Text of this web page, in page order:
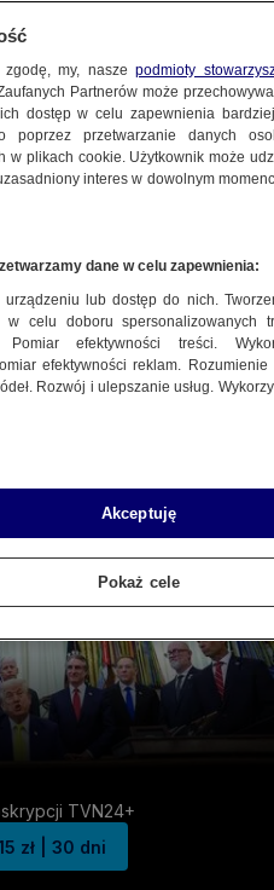
TVN24+
zł | 30 dni
zgodę, my, naszepodmioty
Partnerów może
dostęp w celu zapewnienia
poprzez przetwarzanie danych
w plikach cookie. Użytkownik może
interes w dowolnym
dane w celu zapewnienia:
urządzeniu lub dostęp do nich.
w celu doboru spersonalizowanych
Pomiar efektywności treści.
efektywności reklam.
Rozwój i ulepszanie usług.
Akceptuję
Pokaż cele